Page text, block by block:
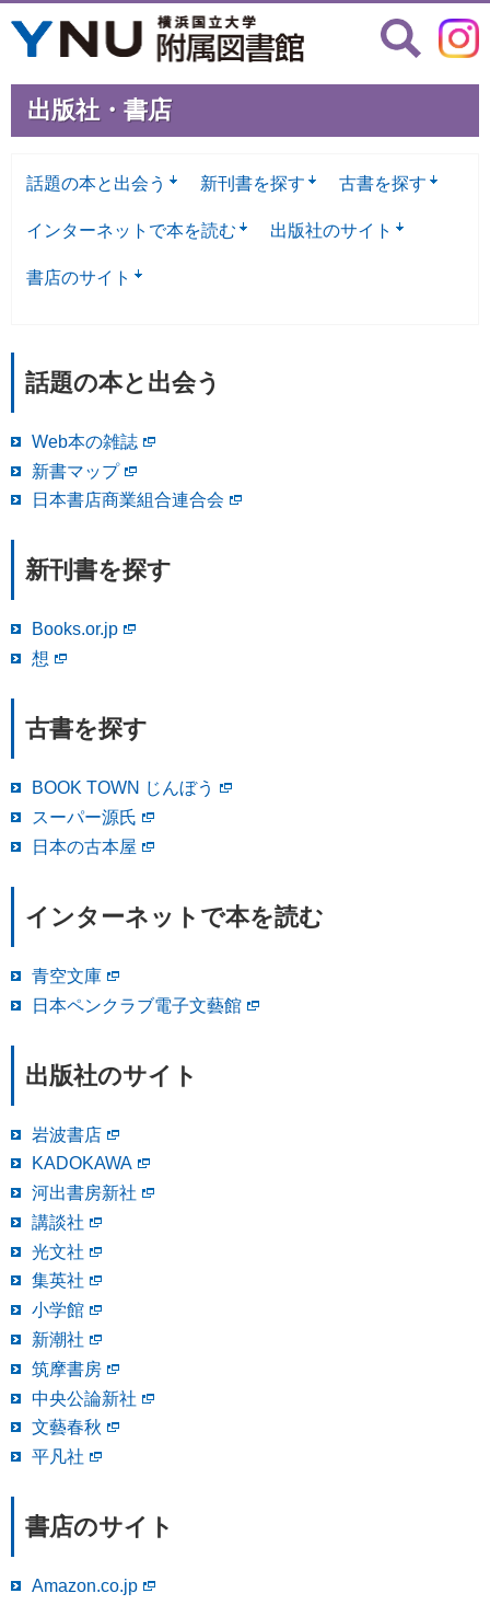
出版社・書店
話題の本と出会う 新刊書を探す 古書を探す
インターネットで本を読む 出版社のサイト
書店のサイト
話題の本と出会う
Web本の雑誌
新書マップ
日本書店商業組合連合会
新刊書を探す
Books.or.jp
想
古書を探す
BOOK TOWN じんぼう
スーパー源氏
日本の古本屋
インターネットで本を読む
青空文庫
日本ペンクラブ電子文藝館
出版社のサイト
岩波書店
KADOKAWA
河出書房新社
講談社
光文社
集英社
小学館
新潮社
筑摩書房
中央公論新社
文藝春秋
平凡社
書店のサイト
Amazon.co.jp